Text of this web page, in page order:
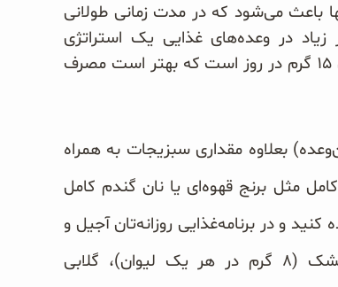
باعث می‌شود که در مدت زمانی طولانی
زیاد در وعده‌های غذایی یک استراتژی
ضدگرسنگی عالی به شمار می‌رود. میزان متوسط مصرف روزانه فیبر حداقل ۱۵ گرم در روز است که بهتر است مصرف
بعلاوه مقداری سبزیجات به همراه
مثل برنج قهوه‌ای یا نان گندم کامل
و در برنامه‌غذایی روزانه‌تان آجیل و
دانه‌ها را نیز قرار دهید. بعضی از بهترین منابع فیبر عبارتند از: تمشک (۸ گرم در هر یک لیوان)، گلابی